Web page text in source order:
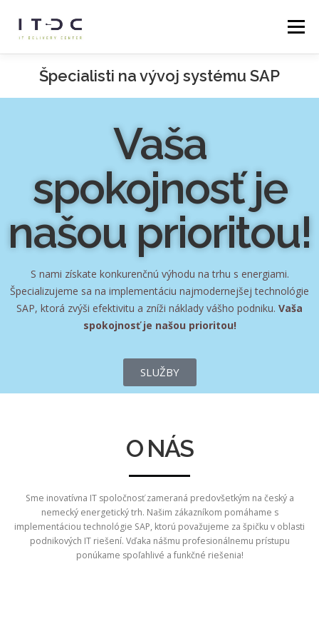
Menu
DOMOV SLUŽBY O NÁS KARIÉRA BLOG
KONTAKTNÉ ÚDAJE
Špecialisti na vývoj systému SAP
Vaša
spokojnosť je
našou prioritou!
S nami získate konkurenčnú výhodu na trhu s energiami.
Špecializujeme sa na implementáciu najmodernejšej technológie
SAP, ktorá zvýši efektivitu a zníži náklady vášho podniku. Vaša
spokojnosť je našou prioritou!
SLUŽBY
O NÁS
Sme inovatívna IT spoločnosť zameraná predovšetkým na český a
nemecký energetický trh. Našim zákazníkom pomáhame s
implementáciou technológie SAP, ktorú považujeme za špičku v oblasti
podnikových IT riešení. Vďaka nášmu profesionálnemu prístupu
ponúkame spoľahlivé a funkčné riešenia!